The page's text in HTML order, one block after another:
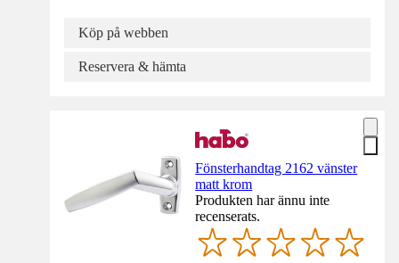
Köp på webben
Reservera & hämta
Fönsterhandtag 2162 vänster
matt krom
Produkten har ännu inte
recenserats.